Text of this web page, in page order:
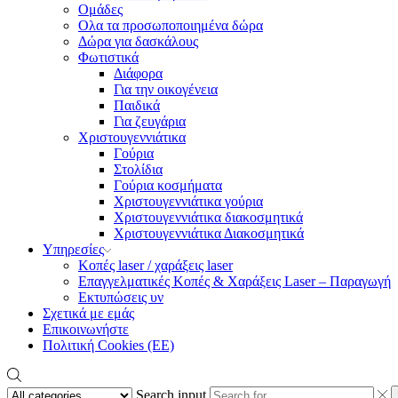
Ομάδες
Ολα τα προσωποποιημένα δώρα
Δώρα για δασκάλους
Φωτιστικά
Διάφορα
Για την οικογένεια
Παιδικά
Για ζευγάρια
Χριστουγεννιάτικα
Γούρια
Στολίδια
Γούρια κοσμήματα
Χριστουγεννιάτικα γούρια
Χριστουγεννιάτικα διακοσμητικά
Χριστουγεννιάτικα Διακοσμητικά
Υπηρεσίες
Κοπές laser / χαράξεις laser
Επαγγελματικές Κοπές & Χαράξεις Laser – Παραγωγή
Εκτυπώσεις υν
Σχετικά με εμάς
Επικοινωνήστε
Πολιτική Cookies (ΕΕ)